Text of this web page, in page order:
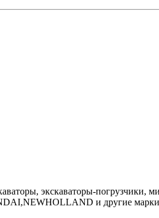
экскаваторы-погрузчики,
и другие марки